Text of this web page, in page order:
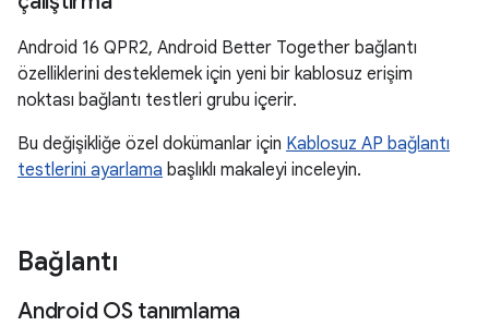
Android 16 QPR2, Android Better Together bağlantı
özelliklerini desteklemek için yeni bir kablosuz erişim
noktası bağlantı testleri grubu içerir.
Bu değişikliğe özel dokümanlar için Kablosuz AP bağlantı
testlerini ayarlama başlıklı makaleyi inceleyin.
Bağlantı
Android OS tanımlama